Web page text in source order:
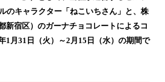
のキャラクター「ねこいちさん」と、株
新宿区）のガーナチョコレートによるコ
1月31日（火）～2月15日（水）の期間で